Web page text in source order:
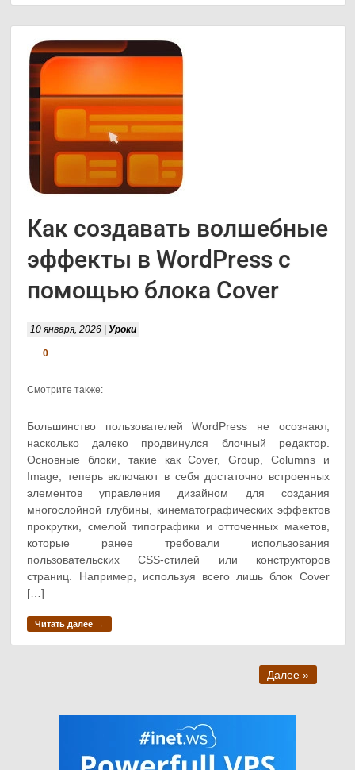
Как создавать волшебные
эффекты в WordPress с
помощью блока Cover
10 января, 2026 |Уроки
0
Смотрите также:
Большинство пользователей WordPress не осознают,
насколько далеко продвинулся блочный редактор.
Основные блоки, такие как Cover, Group, Columns и
Image, теперь включают в себя достаточно встроенных
элементов управления дизайном для создания
многослойной глубины, кинематографических эффектов
прокрутки, смелой типографики и отточенных макетов,
которые ранее требовали использования
пользовательских CSS-стилей или конструкторов
страниц. Например, используя всего лишь блок Cover
[…]
Читать далее →
Далее »